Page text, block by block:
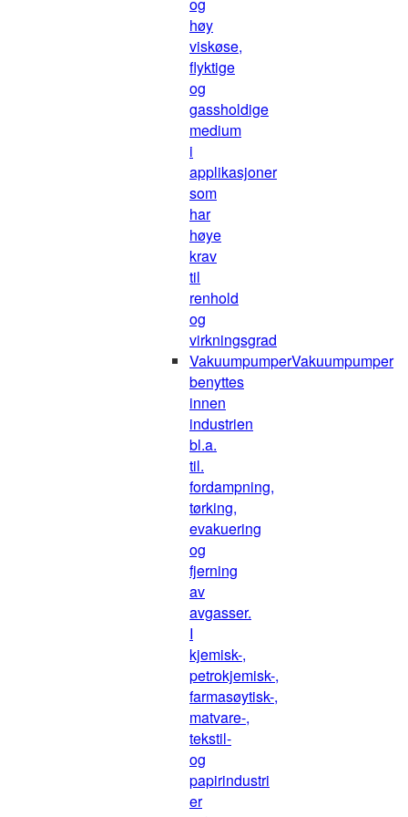
høy
viskøse,
flyktige
og
gassholdige
medium
i
applikasjoner
som
har
høye
krav
til
renhold
og
virkningsgrad
VakuumpumperVakuumpumper
benyttes
innen
industrien
bl.a.
til.
fordampning,
tørking,
evakuering
og
fjerning
av
avgasser.
I
kjemisk-,
petrokjemisk-,
farmasøytisk-,
matvare-,
tekstil-
og
papirindustri
er